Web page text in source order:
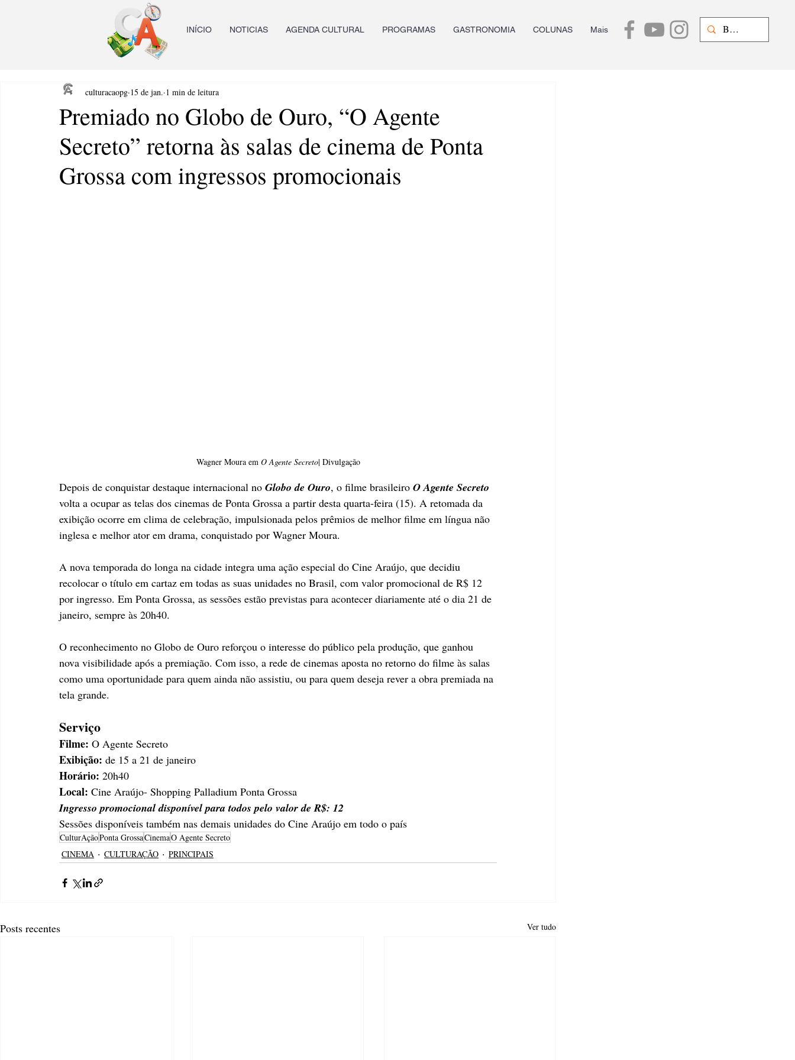
INÍCIO NOTICIAS AGENDA CULTURAL PROGRAMAS GASTRONOMIA COLUNAS Mais
Premiado no Globo de Ouro, “O Agente
Secreto” retorna às salas de cinema de Ponta
Grossa com ingressos promocionais
culturacaopg 15 de jan. 1 min de leitura
Wagner Moura em O Agente Secreto| Divulgação
Depois de conquistar destaque internacional no Globo de Ouro, o filme brasileiro O Agente Secreto
volta a ocupar as telas dos cinemas de Ponta Grossa a partir desta quarta-feira (15). A retomada da
exibição ocorre em clima de celebração, impulsionada pelos prêmios de melhor filme em língua não
inglesa e melhor ator em drama, conquistado por Wagner Moura.
A nova temporada do longa na cidade integra uma ação especial do Cine Araújo, que decidiu
recolocar o título em cartaz em todas as suas unidades no Brasil, com valor promocional de R$ 12
por ingresso. Em Ponta Grossa, as sessões estão previstas para acontecer diariamente até o dia 21 de
janeiro, sempre às 20h40.
O reconhecimento no Globo de Ouro reforçou o interesse do público pela produção, que ganhou
nova visibilidade após a premiação. Com isso, a rede de cinemas aposta no retorno do filme às salas
como uma oportunidade para quem ainda não assistiu, ou para quem deseja rever a obra premiada na
tela grande.
Serviço
Filme: O Agente Secreto
Exibição: de 15 a 21 de janeiro
Horário: 20h40
Local: Cine Araújo- Shopping Palladium Ponta Grossa
Ingresso promocional disponível para todos pelo valor de R$: 12
Sessões disponíveis também nas demais unidades do Cine Araújo em todo o país
CulturAçãoPonta GrossaCinemaO Agente Secreto
CINEMA
CULTURAÇÃO PRINCIPAIS
Posts recentes Ver tudo